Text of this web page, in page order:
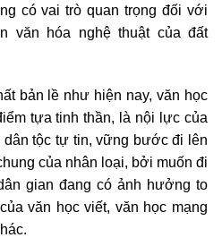
có vai trò quan trọng đối với
văn hóa nghệ thuật của đất
bản lề như hiện nay, văn học
tựa tinh thần, là nội lực của
dân tộc tự tin, vững bước đi lên
của nhân loại, bởi muốn đi
gian đang có ảnh hưởng to
văn học viết, văn học mạng